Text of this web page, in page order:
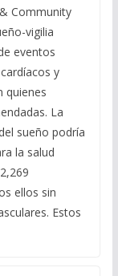
Community
vigilia
eventos
y
quienes
La
sueño podría
la salud
ellos sin
Estos